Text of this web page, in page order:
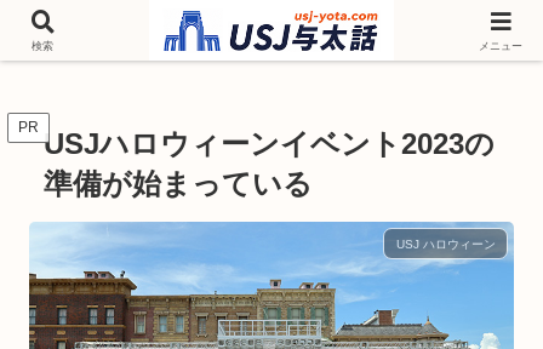
チケットやシーズンイベント ニンテンドーワールド アトラクションなどユニ
バを歩いて情報収集しています
PR USJハロウィーンイベント2023の
準備が始まっている
USJ ハロウィーン
検索 メニュー